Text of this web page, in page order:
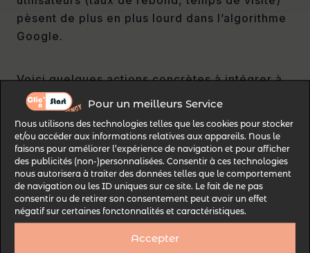
Pour un meilleurs Service
Nous utilisons des technologies telles que les cookies pour stocker
et/ou accéder aux informations relatives aux appareils. Nous le
faisons pour améliorer l’expérience de navigation et pour afficher
des publicités (non-)personnalisées. Consentir à ces technologies
nous autorisera à traiter des données telles que le comportement
de navigation ou les ID uniques sur ce site. Le fait de ne pas
consentir ou de retirer son consentement peut avoir un effet
négatif sur certaines fonctonnalités et caractéristiques.
Accepter
pèsent de plus en plus lourd dans l’algorithme
Google.
Voici quelques actions concrètes à intégrer à
votre audit :
Listez les backlinks stratégiqueset
identifiez ceux que vous pouvez obtenir.
Évaluez les pages à fort traficet inspirez-
vous de leur structure.
Notez les éléments UX différenciantset
adaptez-les à votre site.